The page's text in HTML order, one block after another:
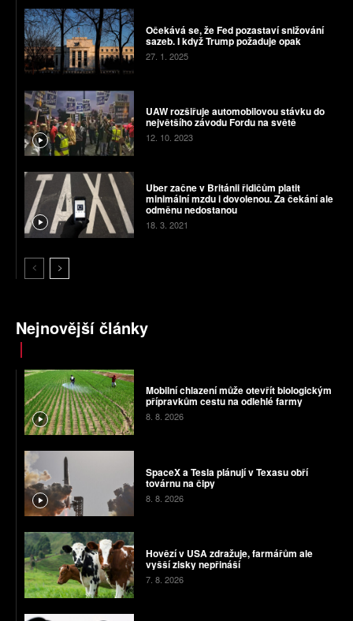
Očekává se, že Fed pozastaví snižování
sazeb. I když Trump požaduje opak
27. 1. 2025
UAW rozšiřuje automobilovou stávku do
největšího závodu Fordu na světě
12. 10. 2023
Uber začne v Británii řidičům platit
minimální mzdu i dovolenou. Za čekání ale
odměnu nedostanou
18. 3. 2021
Nejnovější články
Mobilní chlazení může otevřít biologickým
přípravkům cestu na odlehlé farmy
8. 8. 2026
SpaceX a Tesla plánují v Texasu obří
továrnu na čipy
8. 8. 2026
Hovězí v USA zdražuje, farmářům ale
vyšší zisky nepřináší
7. 8. 2026